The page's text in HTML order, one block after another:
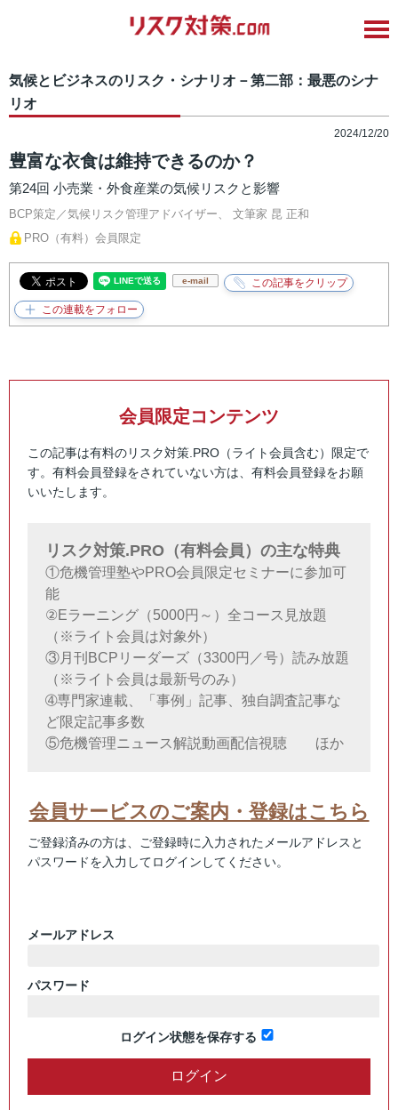
気候とビジネスのリスク・シナリオ－第二部：最悪のシナ
リオ
2024/12/20
豊富な衣食は維持できるのか？
第24回 小売業・外食産業の気候リスクと影響
BCP策定／気候リスク管理アドバイザー、 文筆家 昆 正和
PRO（有料）会員限定
e-mail
会員限定コンテンツ
この記事は有料のリスク対策.PRO（ライト会員含む）限定で
す。有料会員登録をされていない方は、有料会員登録をお願
いいたします。
リスク対策.PRO（有料会員）の主な特典
①危機管理塾やPRO会員限定セミナーに参加可
能
②Eラーニング（5000円～）全コース見放題
（※ライト会員は対象外）
③月刊BCPリーダーズ（3300円／号）読み放題
（※ライト会員は最新号のみ）
➃専門家連載、「事例」記事、独自調査記事な
ど限定記事多数
⑤危機管理ニュース解説動画配信視聴 ほか
会員サービスのご案内・登録はこちら
ご登録済みの方は、ご登録時に入力されたメールアドレスと
パスワードを入力してログインしてください。
メールアドレス
パスワード
ログイン状態を保存する